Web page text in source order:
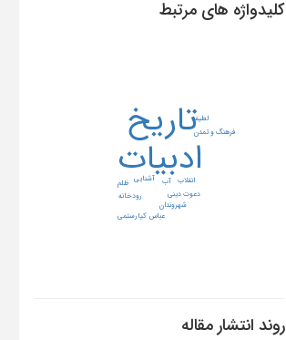
کلیدواژه های مرتبط
ادبیات
تاریخ
آب آشنایی
انقلاب
دعوت دینی
رودخانه
شهروندان
ظلم
عباس کیارستمی
فرهنگ و تمدن
لطیفه
روند انتشار مقاله